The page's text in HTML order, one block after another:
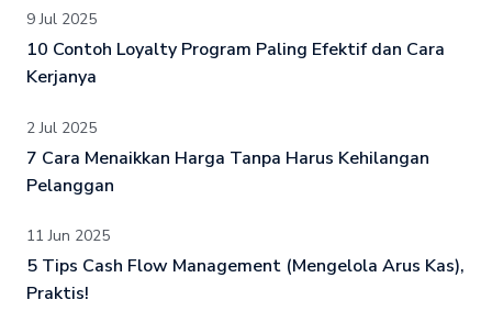
9 Jul 2025
10 Contoh Loyalty Program Paling Efektif dan Cara
Kerjanya
2 Jul 2025
7 Cara Menaikkan Harga Tanpa Harus Kehilangan
Pelanggan
11 Jun 2025
5 Tips Cash Flow Management (Mengelola Arus Kas),
Praktis!